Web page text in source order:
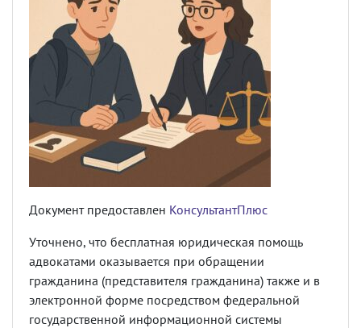
Документ предоставлен КонсультантПлюс
Уточнено, что бесплатная юридическая помощь
адвокатами оказывается при обращении
гражданина (представителя гражданина) также и в
электронной форме посредством федеральной
государственной информационной системы